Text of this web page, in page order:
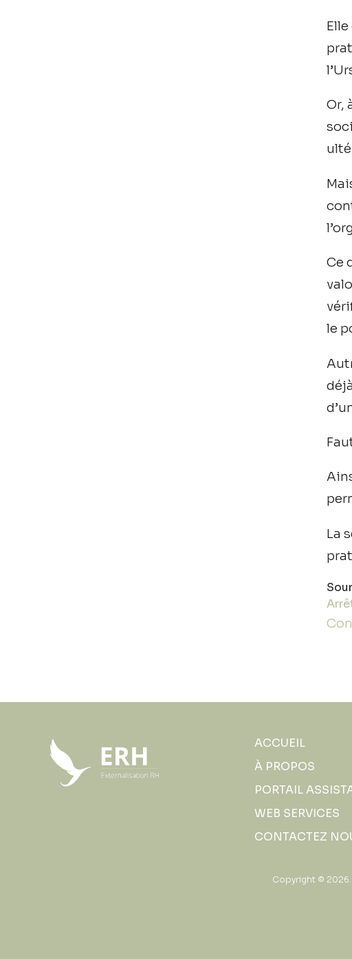
Or,
Ce
le
La
ACCUEIL
À PROPOS
PORTAIL
WEB SERVICES
CONTACTEZ
Copyright ©